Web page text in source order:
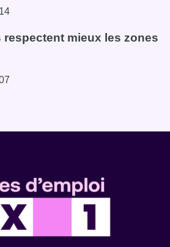
Midi: les visiteurs au rendez-vous
mieux les zones
respectent mieux les zones 30